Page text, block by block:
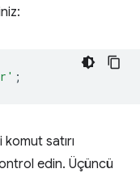
;
satırı
edin. Üçüncü